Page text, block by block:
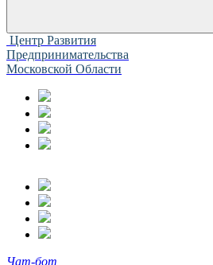
Центр Развития
Предпринимательства
Московской Области
Чат-бот